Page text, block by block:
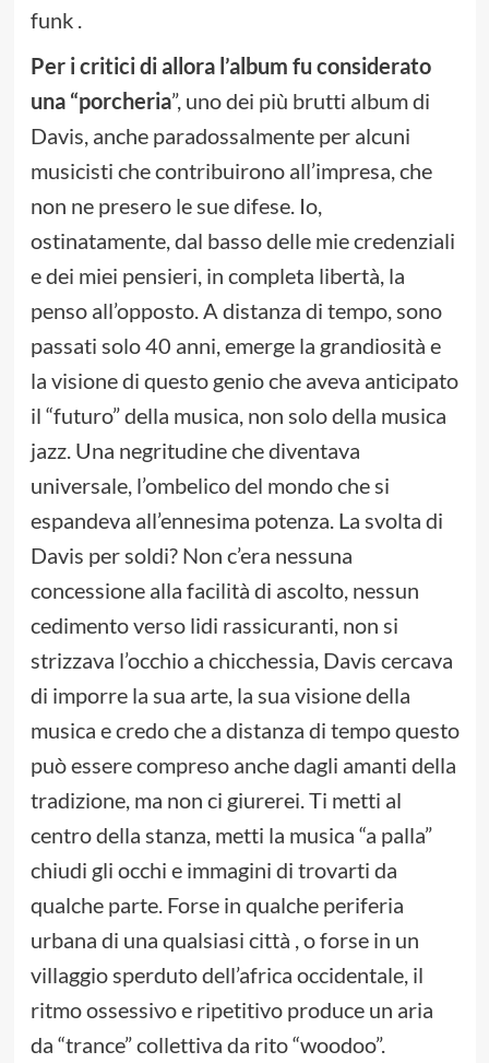
funk .
Per i critici di allora l’album fu considerato
una “porcheria”, uno dei più brutti album di
Davis, anche paradossalmente per alcuni
musicisti che contribuirono all’impresa, che
non ne presero le sue difese. Io,
ostinatamente, dal basso delle mie credenziali
e dei miei pensieri, in completa libertà, la
penso all’opposto. A distanza di tempo, sono
passati solo 40 anni, emerge la grandiosità e
la visione di questo genio che aveva anticipato
il “futuro” della musica, non solo della musica
jazz. Una negritudine che diventava
universale, l’ombelico del mondo che si
espandeva all’ennesima potenza. La svolta di
Davis per soldi? Non c’era nessuna
concessione alla facilità di ascolto, nessun
cedimento verso lidi rassicuranti, non si
strizzava l’occhio a chicchessia, Davis cercava
di imporre la sua arte, la sua visione della
musica e credo che a distanza di tempo questo
può essere compreso anche dagli amanti della
tradizione, ma non ci giurerei. Ti metti al
centro della stanza, metti la musica “a palla”
chiudi gli occhi e immagini di trovarti da
qualche parte. Forse in qualche periferia
urbana di una qualsiasi città , o forse in un
villaggio sperduto dell’africa occidentale, il
ritmo ossessivo e ripetitivo produce un aria
da “trance” collettiva da rito “woodoo”.